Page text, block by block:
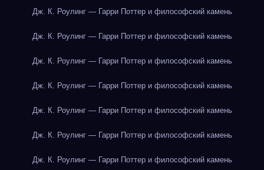
Дж. К. Роулинг — Гарри Поттер и философский камень
Дж. К. Роулинг — Гарри Поттер и философский камень
Дж. К. Роулинг — Гарри Поттер и философский камень
Дж. К. Роулинг — Гарри Поттер и философский камень
Дж. К. Роулинг — Гарри Поттер и философский камень
Дж. К. Роулинг — Гарри Поттер и философский камень
Дж. К. Роулинг — Гарри Поттер и философский камень